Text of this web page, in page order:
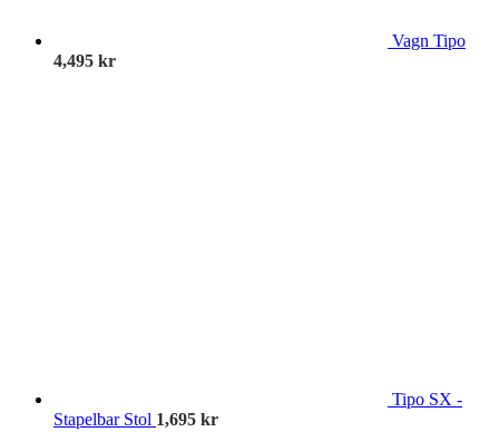
Vagn Tipo
4,495 kr
Tipo SX -
Stapelbar Stol 1,695 kr